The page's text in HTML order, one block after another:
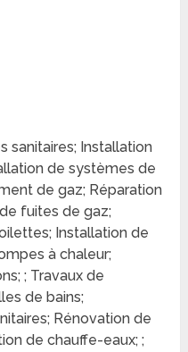
sanitaires; Installation
de systèmes de
de gaz; Réparation
fuites de gaz;
Installation de
à chaleur;
; Travaux de
de bains;
Rénovation de
de chauffe-eaux; ;